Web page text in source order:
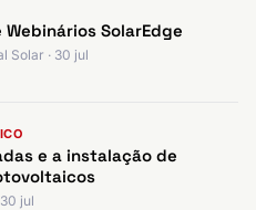
Webinários SolarEdge
Solar · 30 jul
e a instalação de
jul